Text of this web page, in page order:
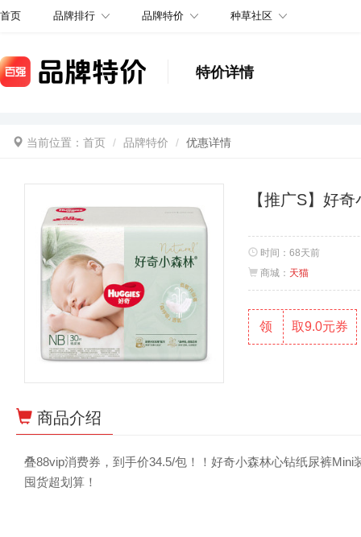
首页 品牌排行 品牌特价 种草社区
特价详情
当前位置： 首页 品牌特价 优惠详情
【推广S】好
时间： 68天前
商城： 天猫
领 取9.0元券
商品介绍
叠88vip消费券，到手价34.5/包！！好奇小森林心钻纸尿裤
囤货超划算！